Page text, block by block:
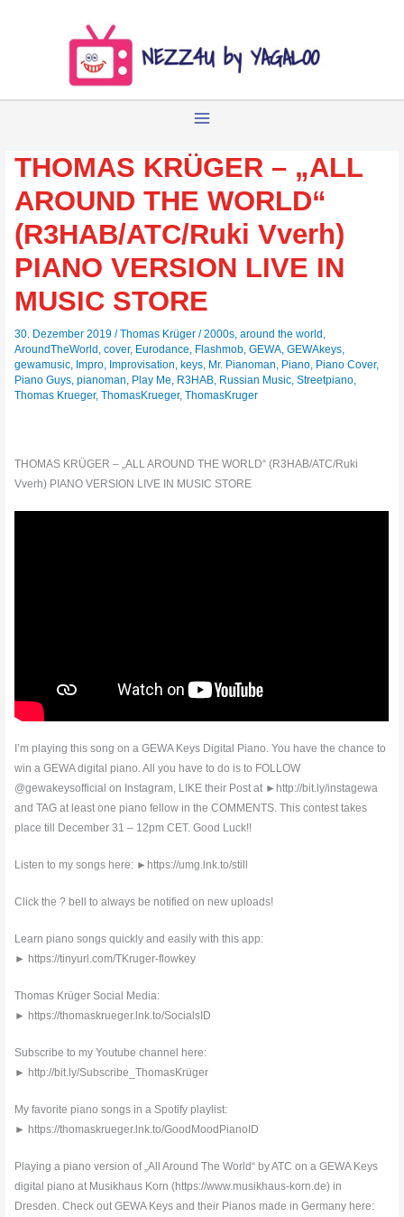
THOMAS KRÜGER – „ALL
AROUND THE WORLD“
(R3HAB/ATC/Ruki Vverh)
PIANO VERSION LIVE IN
MUSIC STORE
30. Dezember 2019/Thomas Krüger /2000s,around the world,
AroundTheWorld,cover, Eurodance, Flashmob,GEWA,GEWAkeys,
gewamusic, Impro, Improvisation,keys, Mr. Pianoman, Piano, Piano Cover,
Piano Guys,pianoman, Play Me, R3HAB, Russian Music,Streetpiano,
Thomas Krueger,ThomasKrueger,ThomasKruger
THOMAS KRÜGER – „ALL AROUND THE WORLD“ (R3HAB/ATC/Ruki
Vverh) PIANO VERSION LIVE IN MUSIC STORE
I’m playing this song on a GEWA Keys Digital Piano. You have the chance to
win a GEWA digital piano. All you have to do is to FOLLOW
@gewakeysofficial on Instagram, LIKE their Post at ►http://bit.ly/instagewa
and TAG at least one piano fellow in the COMMENTS. This contest takes
place till December 31 – 12pm CET. Good Luck!!
Listen to my songs here: ►https://umg.lnk.to/still
Click the ? bell to always be notified on new uploads!
Learn piano songs quickly and easily with this app:
► https://tinyurl.com/TKruger-flowkey
Thomas Krüger Social Media:
► https://thomaskrueger.lnk.to/SocialsID
Subscribe to my Youtube channel here:
► http://bit.ly/Subscribe_ThomasKrüger
My favorite piano songs in a Spotify playlist:
► https://thomaskrueger.lnk.to/GoodMoodPianoID
Playing a piano version of „All Around The World“ by ATC on a GEWA Keys
digital piano at Musikhaus Korn (https://www.musikhaus-korn.de) in
Dresden. Check out GEWA Keys and their Pianos made in Germany here: